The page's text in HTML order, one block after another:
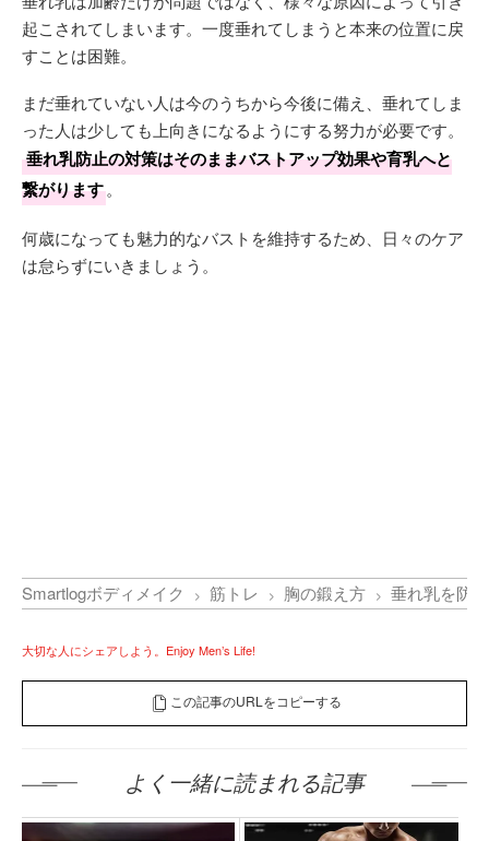
起こされてしまいます。一度垂れてしまうと本来の位置に戻
すことは困難。
まだ垂れていない人は今のうちから今後に備え、垂れてしま
った人は少しても上向きになるようにする努力が必要です。
垂れ乳防止の対策はそのままバストアップ効果や育乳へと
繋がります。
何歳になっても魅力的なバストを維持するため、日々のケア
は怠らずにいきましょう。
Smartlogボディメイク 筋トレ 胸の鍛え方 垂れ乳を防
大切な人にシェアしよう。Enjoy Men’s Life!
この記事のURLをコピーする
よく一緒に読まれる記事